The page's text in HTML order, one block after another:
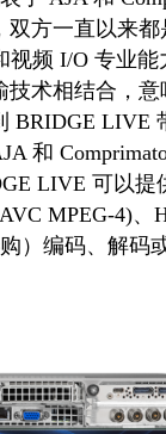
方一直以来都
视频 I/O 专业能
技术相结合，
BRIDGE LIVE
和
LIVE 可以提
MPEG-4)、
）编码、解码